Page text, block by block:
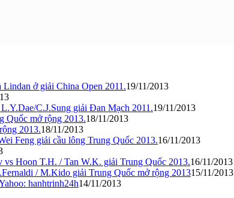
ở giải China Open 2011.19/11/2013
C.J.Sung giải Đan Mạch 2011.19/11/2013
Quốc mở rộng 2013.18/11/2013
2013.18/11/2013
Feng giải cầu lông Trung Quốc 2013.16/11/2013
Hoon T.H. / Tan W.K. giải Trung Quốc 2013.16/11/2013
/ M.Kido giải Trung Quốc mở rộng 201315/11/2013
hanhtrinh24h14/11/2013